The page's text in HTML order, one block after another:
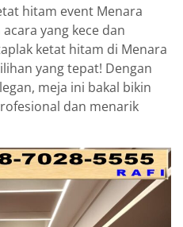
hitam event Menara
yang kece dan
ketat hitam di Menara
yang tepat! Dengan
meja ini bakal bikin
dan menarik